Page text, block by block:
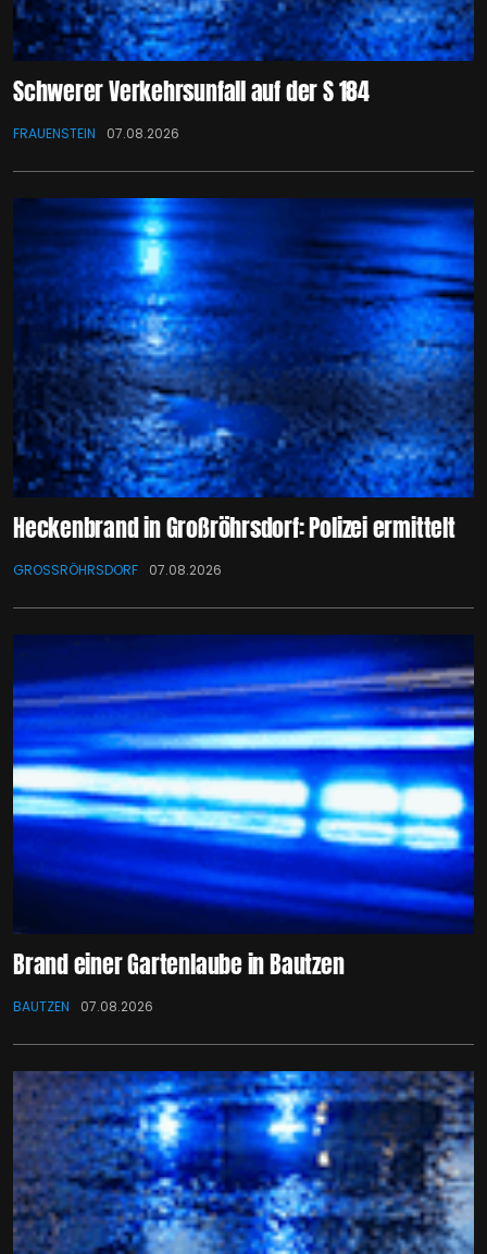
Schwerer Verkehrsunfall auf der S 184
FRAUENSTEIN 07.08.2026
Heckenbrand in Großröhrsdorf: Polizei ermittelt
GROSSRÖHRSDORF 07.08.2026
Brand einer Gartenlaube in Bautzen
BAUTZEN 07.08.2026